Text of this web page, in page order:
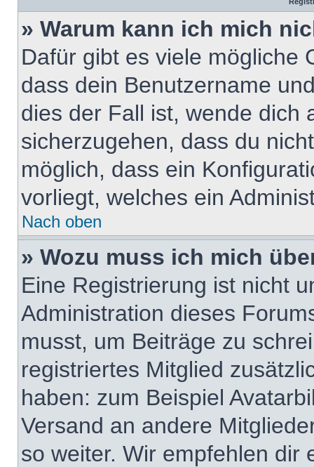
» Warum kann ich mich
Dafür gibt es viele mögliche
dass dein Benutzername
dies der Fall ist, wende dich
sicherzugehen, dass du
möglich, dass ein
vorliegt, welches ein
Nach oben
» Wozu muss ich mich
Eine Registrierung ist nicht
Administration dieses
musst, um Beiträge zu
registriertes Mitglied
haben: zum Beispiel
Versand an andere
so weiter. Wir empfehlen dir